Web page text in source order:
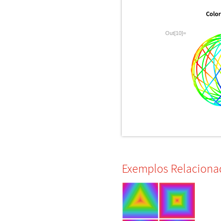
Out[10]=
Exemplos